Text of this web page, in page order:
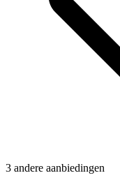
3 andere aanbiedingen